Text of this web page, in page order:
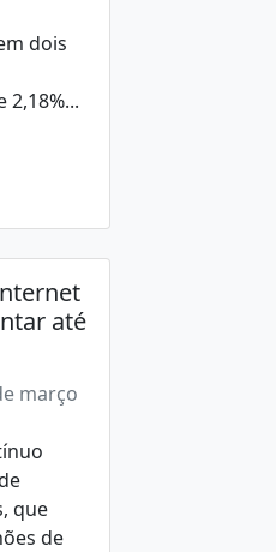
dois
até
março
que
de